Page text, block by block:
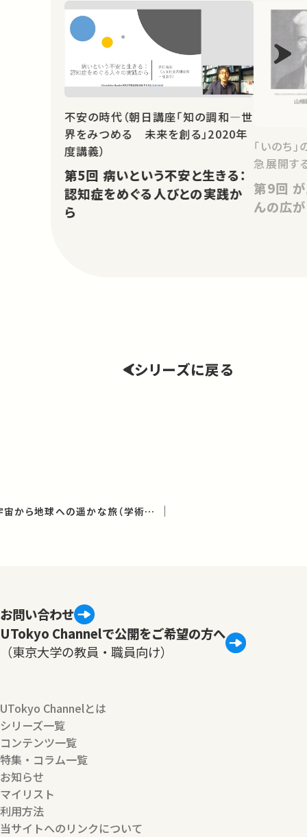
不安の時代（朝日講座「知の調和―世
界をみつめる 未来を創る」2020年
度講義）
第5回 病いという不安と生きる：
認知症をめぐる人びとの実践か
ら
「いのち
急展開す
第9回 がんのバイオロジー －が
んの広
シリーズに戻る
多彩な物質の世界－宇宙から地球への遥かな旅（学術俯瞰講義）
お問い合わせ
UTokyo Channelで公開をご希望の方へ
（東京大学の教員・職員向け）
UTokyo Channelとは
シリーズ一覧
コンテンツ一覧
特集・コラム一覧
お知らせ
マイリスト
利用方法
当サイトへのリンクについて